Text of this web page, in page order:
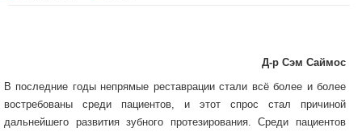
Д-р Сэм Саймос
В последние годы непрямые реставрации стали всё более и более
востребованы среди пациентов, и этот спрос стал причиной
дальнейшего развития зубного протезирования. Среди пациентов